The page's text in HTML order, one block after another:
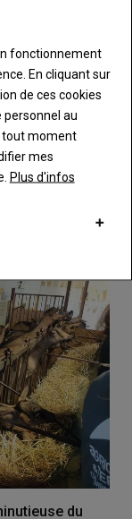
site}.
du
fonctionnement
En cliquant sur
de ces cookies
au
tout moment
mes
Plus d'infos